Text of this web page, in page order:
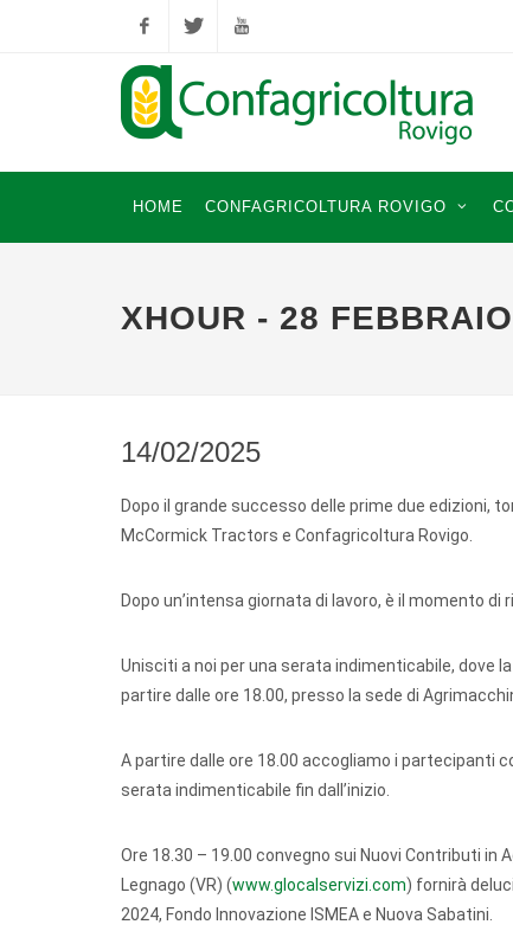
FacebookTwitter YouTube
HOME CONFAGRICOLTURA ROVIGO
XHOUR - 28
14/02/2025
Dopo il grande successo delle prime due edizioni,
McCormick Tractors e Confagricoltura Rovigo.
Dopo un’intensa giornata di lavoro, è il momento di
Unisciti a noi per una serata indimenticabile, dove
partire dalle ore 18.00, presso la sede di
A partire dalle ore 18.00 accogliamo i partecipanti
serata indimenticabile fin dall ’inizio.
Ore 18.30 – 19.00 convegno sui Nuovi Contributi in
Legnago (VR) (www.glocalservizi.com) fornirà
2024, Fondo Innovazione ISMEA e Nuova Sabatini.